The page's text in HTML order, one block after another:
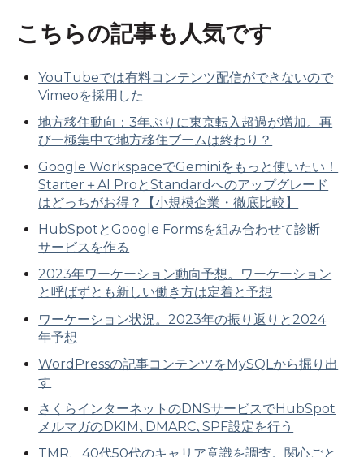
こちらの記事も人気です
YouTubeでは有料コンテンツ配信ができないので
Vimeoを採用した
地方移住動向：3年ぶりに東京転入超過が増加。再
び一極集中で地方移住ブームは終わり？
Google WorkspaceでGeminiをもっと使いたい！
Starter＋AI ProとStandardへのアップグレード
はどっちがお得？【小規模企業・徹底比較】
HubSpotとGoogle Formsを組み合わせて診断
サービスを作る
2023年ワーケーション動向予想。ワーケーション
と呼ばずとも新しい働き方は定着と予想
ワーケーション状況。2023年の振り返りと2024
年予想
WordPressの記事コンテンツをMySQLから掘り出
す
さくらインターネットのDNSサービスでHubSpot
メルマガのDKIM､DMARC､SPF設定を行う
TMR、40代50代のキャリア意識を調査。関心ごと